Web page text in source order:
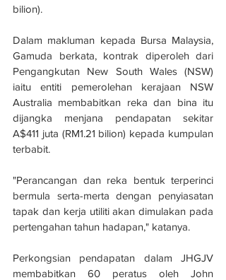
bilion).
Dalam makluman kepada Bursa Malaysia,
Gamuda berkata, kontrak diperoleh dari
Pengangkutan New South Wales (NSW)
iaitu entiti pemerolehan kerajaan NSW
Australia membabitkan reka dan bina itu
dijangka menjana pendapatan sekitar
A$411 juta (RM1.21 bilion) kepada kumpulan
terbabit.
"Perancangan dan reka bentuk terperinci
bermula serta-merta dengan penyiasatan
tapak dan kerja utiliti akan dimulakan pada
pertengahan tahun hadapan," katanya.
Perkongsian pendapatan dalam JHGJV
membabitkan 60 peratus oleh John